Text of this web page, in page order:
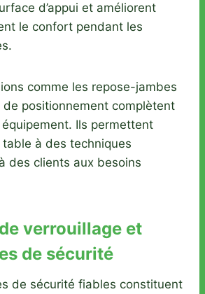
d’appui et améliorent
le confort pendant les
comme les repose-jambes
de positionnement complètent
Ils permettent
table à des techniques
des clients aux besoins
verrouillage et
de sécurité
de sécurité fiables constituent